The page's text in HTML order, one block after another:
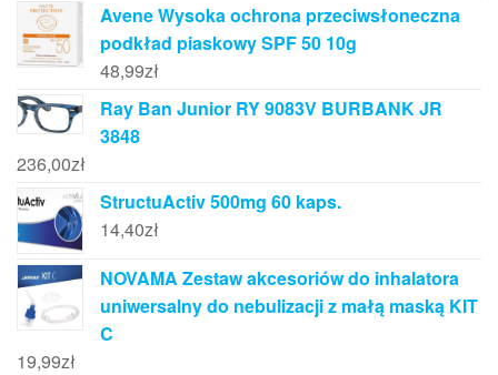
Avene Wysoka ochrona przeciwsłoneczna
podkład piaskowy SPF 50 10g
48,99zł
Ray Ban Junior RY 9083V BURBANK JR
3848
236,00zł
StructuActiv 500mg 60 kaps.
14,40zł
NOVAMA Zestaw akcesoriów do inhalatora
uniwersalny do nebulizacji z małą maską KIT
C
19,99zł